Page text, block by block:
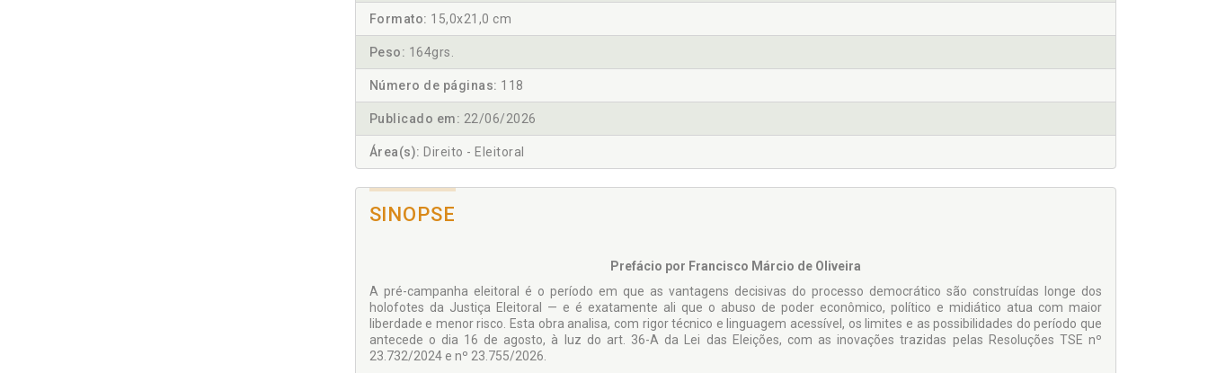
Formato: 15,0x21,0 cm
Peso: 164grs.
Número de páginas: 118
Publicado em: 22/06/2026
Área(s): Direito - Eleitoral
SINOPSE
Prefácio por Francisco Márcio de Oliveira
A pré-campanha eleitoral é o período em que as vantagens decisivas do processo democrático são construídas longe dos
holofotes da Justiça Eleitoral — e é exatamente ali que o abuso de poder econômico, político e midiático atua com maior
liberdade e menor risco. Esta obra analisa, com rigor técnico e linguagem acessível, os limites e as possibilidades do período que
antecede o dia 16 de agosto, à luz do art. 36-A da Lei das Eleições, com as inovações trazidas pelas Resoluções TSE nº
23.732/2024 e nº 23.755/2026.